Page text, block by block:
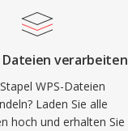
verarbeiten
WPS-Dateien
Laden Sie alle
hoch und erhalten Sie